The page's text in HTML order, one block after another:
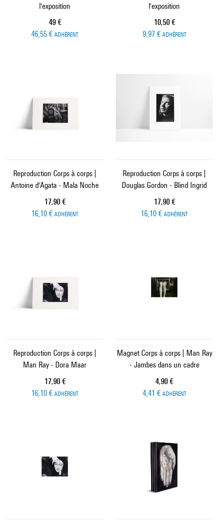
l'exposition
Prix ​​actuel
49 €
46,55 € ADHÉRENT
l'exposition
Prix ​​actuel
10,50 €
9,97 € ADHÉRENT
Reproduction Corps à corps |
Antoine d'Agata - Mala Noche
Prix ​​actuel
17,90 €
16,10 € ADHÉRENT
Reproduction Corps à corps |
Douglas Gordon - Blind Ingrid
Prix ​​actuel
17,90 €
16,10 € ADHÉRENT
Reproduction Corps à corps |
Man Ray - Dora Maar
Prix ​​actuel
17,90 €
16,10 € ADHÉRENT
Magnet Corps à corps | Man Ray
- Jambes dans un cadre
Prix ​​actuel
4,90 €
4,41 € ADHÉRENT